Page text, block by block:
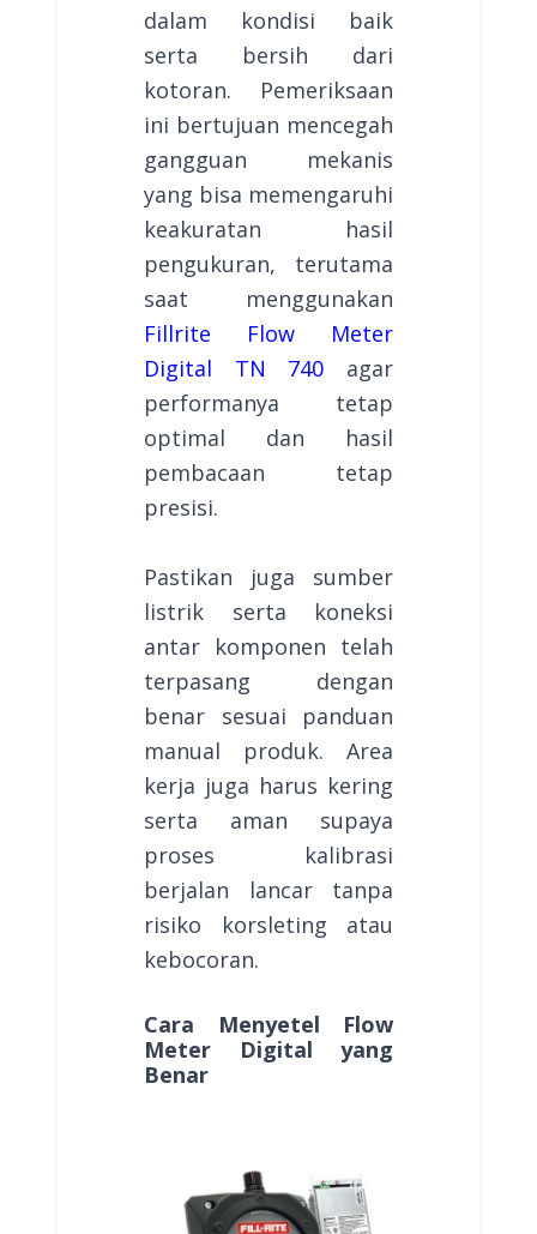
dalam kondisi baik
serta bersih dari
kotoran. Pemeriksaan
ini bertujuan mencegah
gangguan mekanis
yang bisa memengaruhi
keakuratan hasil
pengukuran, terutama
saat menggunakan
Fillrite Flow Meter
Digital TN 740 agar
performanya tetap
optimal dan hasil
pembacaan tetap
presisi.
Pastikan juga sumber
listrik serta koneksi
antar komponen telah
terpasang dengan
benar sesuai panduan
manual produk. Area
kerja juga harus kering
serta aman supaya
proses kalibrasi
berjalan lancar tanpa
risiko korsleting atau
kebocoran.
Cara Menyetel Flow
Meter Digital yang
Benar